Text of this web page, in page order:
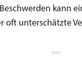
kann
oft unterschätzte